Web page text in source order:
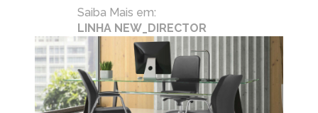
Saiba Mais em:
LINHA NEW_DIRECTOR